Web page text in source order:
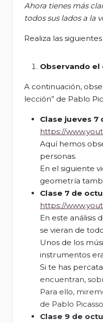
Ahora tienesmás
todos suslados a la
Realiza las siguientes
Observando el
A continuación,
lección” de Pablo
Clase jueves 7
https://
Aquí hemos
personas.
En el siguiente
geometría
Clase 7 de
https://
En este análisis
se vieran de
Unos de los
instrumentos
Si te has
encuentran,
Para ello,
de Pablo
Clase 9 de